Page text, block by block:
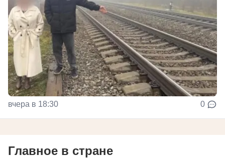
вчера в 18:30 0
Главное в стране